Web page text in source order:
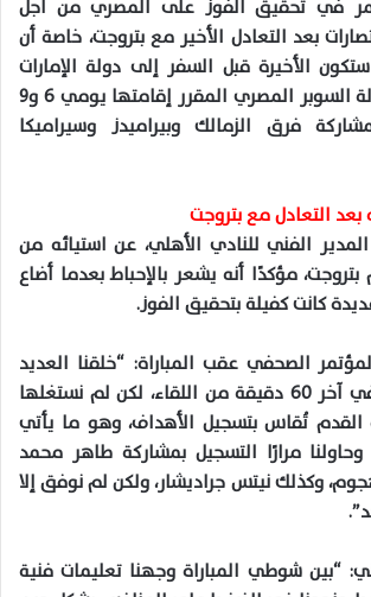
في تحقيق الفوز على المصري من أجل
بعد التعادل الأخير مع بتروجت، خاصة أن
الأخيرة قبل السفر إلى دولة الإمارات
للمشاركة في بطولة السوبر المصري المقرر إقامتها يومي 6 و9
فرق الزمالك وبيراميدز وسيراميكا
التعادل مع بتروجت
الفني للنادي الأهلي، عن استيائه من
بتروجت، مؤكدًا أنه يشعر بالإحباط بعدما أضاع
كانت كفيلة بتحقيق الفوز.
الصحفي عقب المباراة: “خلقنا العديد
من الفرص، خاصة في آخر 60 دقيقة من اللقاء، لكن لم نستغلها
القدم تُقاس بتسجيل الأهداف، وهو ما يأتي
مرارًا التسجيل بمشاركة طاهر محمد
وكذلك نيتس جراديشار، ولكن لم نوفق إلا
“بين شوطي المباراة وجهنا تعليمات فنية